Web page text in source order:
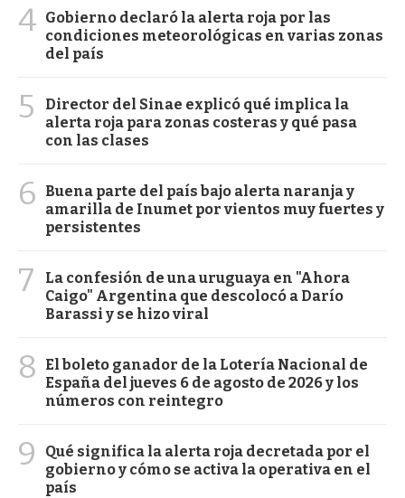
4 Gobierno declaró la alerta roja por las
condiciones meteorológicas en varias zonas
del país
5
Director del Sinae explicó qué implica la
alerta roja para zonas costeras y qué pasa
con las clases
6
Buena parte del país bajo alerta naranja y
amarilla de Inumet por vientos muy fuertes y
persistentes
7
La confesión de una uruguaya en "Ahora
Caigo" Argentina que descolocó a Darío
Barassi y se hizo viral
8
El boleto ganador de la Lotería Nacional de
España del jueves 6 de agosto de 2026 y los
números con reintegro
9
Qué significa la alerta roja decretada por el
gobierno y cómo se activa la operativa en el
país